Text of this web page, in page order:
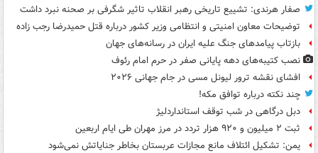
صفار هرندی: تشییع تاریخی رهبر انقلاب تاثیر شگرفی بر صحنه نبرد داشت
توضیحات معاون امنیتی و انتظامی وزیر کشور درباره قتل حمیدرضا رجب زاده
بازتاب پیامدهای جنگ علیه ایران در رسانه‌های جهان
نصب کتیبه‌های دهه پایانی صفر در حرم امام رئوف
افشای نقشه ترور لیونل مسی در جام جهانی ۲۰۲۶
چند نکته درباره توافق مکه!
دبل درگاهی در شب توقف استانداردلیژ
ثبت ۲ میلیون و ۹۲۰ هزار تردد در مرز مهران طی ایام اربعین
یمن: تشکیل ائتلاف مانع مجازات عربستان بخاطر جنایاتش نمی‌شود